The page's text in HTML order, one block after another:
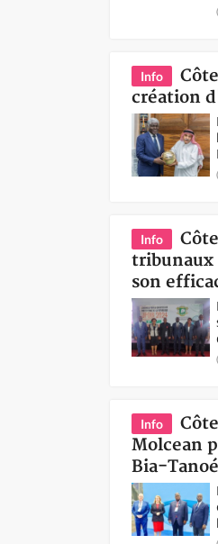
Info
création
Info
tribunaux
son
Info
Molcean
Bia-Tanoé